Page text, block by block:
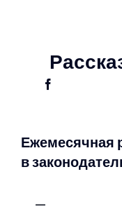
Ежемесячная
в